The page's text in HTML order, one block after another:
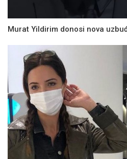
Murat Yildirim donosi nova